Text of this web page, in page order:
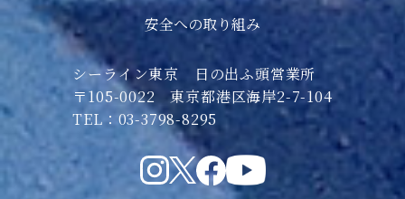
安全への取り組み
シーライン東京 日の出ふ頭営業所
〒105-0022 東京都港区海岸2-7-104
TEL：03-3798-8295